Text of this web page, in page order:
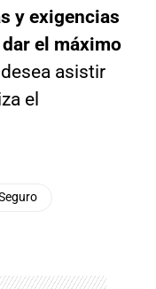
y exigencias
el máximo
asistir
el